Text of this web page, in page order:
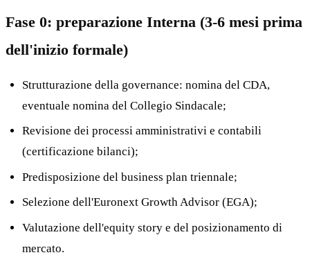
Fase 0: preparazione Interna (3-6 mesi prima
dell'inizio formale)
Strutturazione della governance: nomina del CDA,
eventuale nomina del Collegio Sindacale;
Revisione dei processi amministrativi e contabili
(certificazione bilanci);
Predisposizione del business plan triennale;
Selezione dell'Euronext Growth Advisor (EGA);
Valutazione dell'equity story e del posizionamento di
mercato.